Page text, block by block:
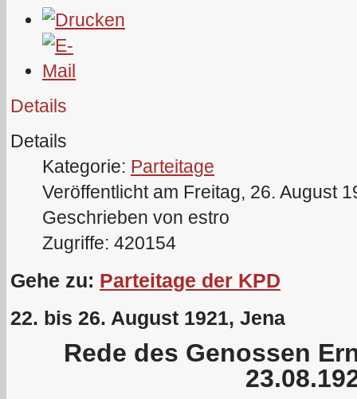
Details
Details
Kategorie: Parteitage
Veröffentlicht am Freitag, 26. August
Geschrieben von estro
Zugriffe: 420154
Gehe zu: Parteitage der KPD
22. bis 26. August 1921, Jena
Rede des Genossen